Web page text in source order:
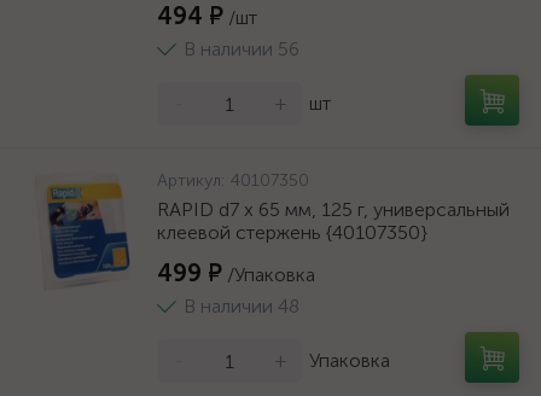
494 ₽ /шт
В наличии 56
+ шт
Артикул: 40107350
RAPID d7 x 65 мм, 125 г, универсальный
клеевой стержень {40107350}
499 ₽ /Упаковка
В наличии 48
+ Упаковка